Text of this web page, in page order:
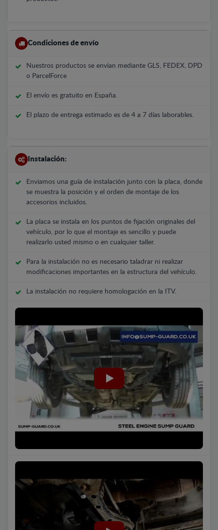
Condiciones de envío
Nuestros productos se envían mediante GLS, FEDEX, DPD
o ParcelForce
El envío es gratuito en España.
El plazo de entrega estimado es de 4 a 7 días laborables.
Instalación:
Enviamos una guía de instalación junto con la placa, donde
se muestra la posición y el orden de montaje de los
accesorios incluidos.
La placa se instala en los puntos de fijación originales del
vehículo, por lo que el montaje es sencillo y puede
realizarlo usted mismo o en cualquier taller.
Para la instalación no es necesario taladrar ni realizar
modificaciones importantes en la estructura del vehículo.
La instalación no requiere homologación en la ITV.